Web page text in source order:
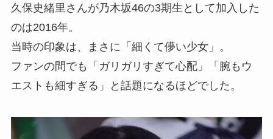
久保史緒里さんが乃木坂46の3期生として加入した
のは2016年。
当時の印象は、まさに「細くて儚い少女」。
ファンの間でも「ガリガリすぎて心配」「腕もウ
エストも細すぎる」と話題になるほどでした。